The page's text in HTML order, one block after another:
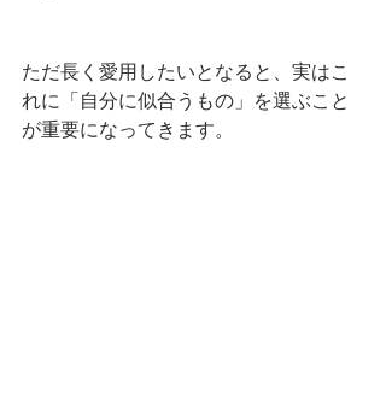
ただ長く愛用したいとなると、実はこ
れに「自分に似合うもの」を選ぶこと
が重要になってきます。